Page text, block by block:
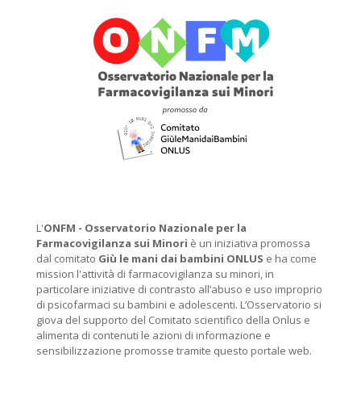
L'ONFM - Osservatorio Nazionale per la
Farmacovigilanza sui Minori è un iniziativa promossa
dal comitato Giù le mani dai bambini ONLUS e ha come
mission l'attività di farmacovigilanza su minori, in
particolare iniziative di contrasto all’abuso e uso improprio
di psicofarmaci su bambini e adolescenti. L’Osservatorio si
giova del supporto del Comitato scientifico della Onlus e
alimenta di contenuti le azioni di informazione e
sensibilizzazione promosse tramite questo portale web.